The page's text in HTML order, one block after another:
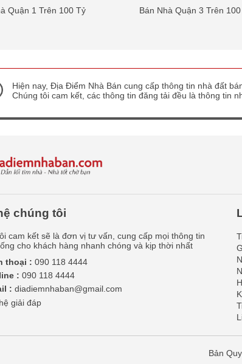
Quận 1 Trên 100 Tỷ
Bán Nhà Quận 3 Trên
Hiện nay, Địa Điểm Nhà Bán cung cấp thông tin nhà đất
Chúng tôi cam kết, các thông tin đăng tải đều là thông tin
chúng tôi
cam kết sẽ là đơn vị tư vấn, cung cấp mọi thông tin
cho khách hàng nhanh chóng và kịp thời nhất
thoại : 090 118 4444
: 090 118 4444
: diadiemnhaban@gmail.com
giải đáp
Bản